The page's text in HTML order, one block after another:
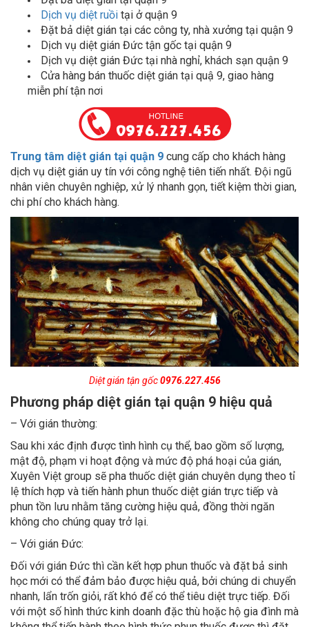
Dịch vụ diệt ruồi tại ở quận 9
Đặt bả diệt gián tại các công ty, nhà xưởng tại quận 9
Dịch vụ diệt gián Đức tận gốc tại quận 9
Dịch vụ diệt gián Đức tại nhà nghỉ, khách sạn quận 9
Cửa hàng bán thuốc diệt gián tại quậ 9, giao hàng
miễn phí tận nơi
Trung tâm diệt gián tại quận 9 cung cấp cho khách hàng
dịch vụ diệt gián uy tín với công nghệ tiên tiến nhất. Đội ngũ
nhân viên chuyên nghiệp, xử lý nhanh gọn, tiết kiệm thời gian,
chi phí cho khách hàng.
Diệt gián tận gốc
Phương pháp diệt gián tại quận 9 hiệu quả
– Với gián thường:
Sau khi xác định được tình hình cụ thể, bao gồm số lượng,
mật độ, phạm vi hoạt động và mức độ phá hoại của gián,
Xuyên Việt group sẽ pha thuốc diệt gián chuyên dụng theo tỉ
lệ thích hợp và tiến hành phun thuốc diệt gián trực tiếp và
phun tồn lưu nhằm tăng cường hiệu quả, đồng thời ngăn
không cho chúng quay trở lại.
– Với gián Đức:
Đối với gián Đức thì cần kết hợp phun thuốc và đặt bả sinh
học mới có thể đảm bảo được hiệu quả, bởi chúng di chuyển
nhanh, lẩn trốn giỏi, rất khó để có thể tiêu diệt trực tiếp. Đối
với một số hình thức kinh doanh đặc thù hoặc hộ gia đình mà
không thể tiến hành theo hình thức phun thuốc được thì đặt